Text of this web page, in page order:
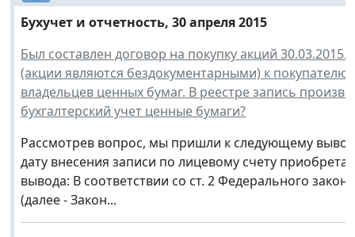
Бухучет и отчетность, 30 апреля 2015
Был составлен договор на покупку акций
(акции являются бездокументарными) к
владельцев ценных бумаг. В реестре запись
бухгалтерский учет ценные бумаги?
Рассмотрев вопрос, мы пришли к следующему
дату внесения записи по лицевому счету
вывода: В соответствии со ст. 2 Федерального
(далее - Закон...